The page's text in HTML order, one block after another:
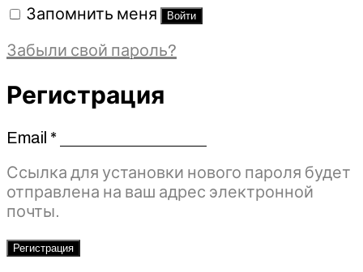
Запомнить меня Войти
Забыли свой пароль?
Регистрация
Email *Обязательно
Ссылка для установки нового пароля будет
отправлена ​​на ваш адрес электронной
почты.
Регистрация